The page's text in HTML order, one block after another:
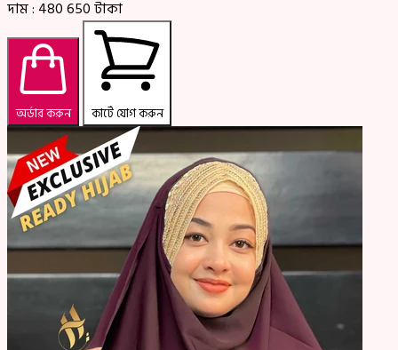
দাম : 480650টাকা
অর্ডার করুন কার্টে যোগ করুন